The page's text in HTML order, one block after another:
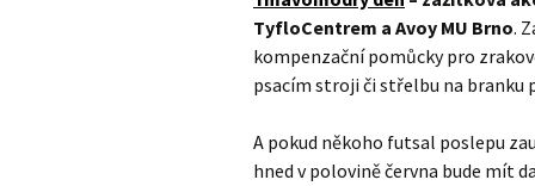
TyfloCentrem a Avoy MU Brno.
kompenzační pomůcky pro
psacím stroji či střelbu na branku
A pokud někoho futsal poslepu
hned v polovině června bude mít